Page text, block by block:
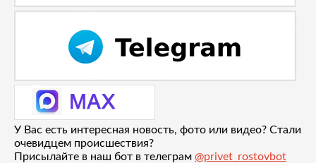
У Вас есть интересная новость, фото или видео? Стали
очевидцем происшествия?
Присылайте в наш бот в телеграм @privet_rostovbot